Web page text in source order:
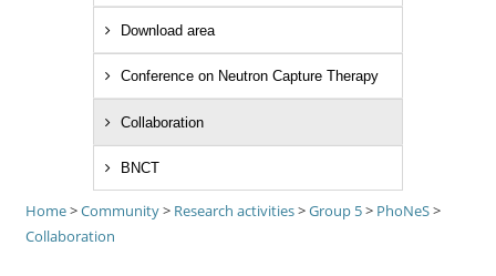
Download area
Conference on Neutron Capture Therapy
Collaboration
BNCT
Home>Community> Research activities>Group 5> PhoNeS>
Collaboration